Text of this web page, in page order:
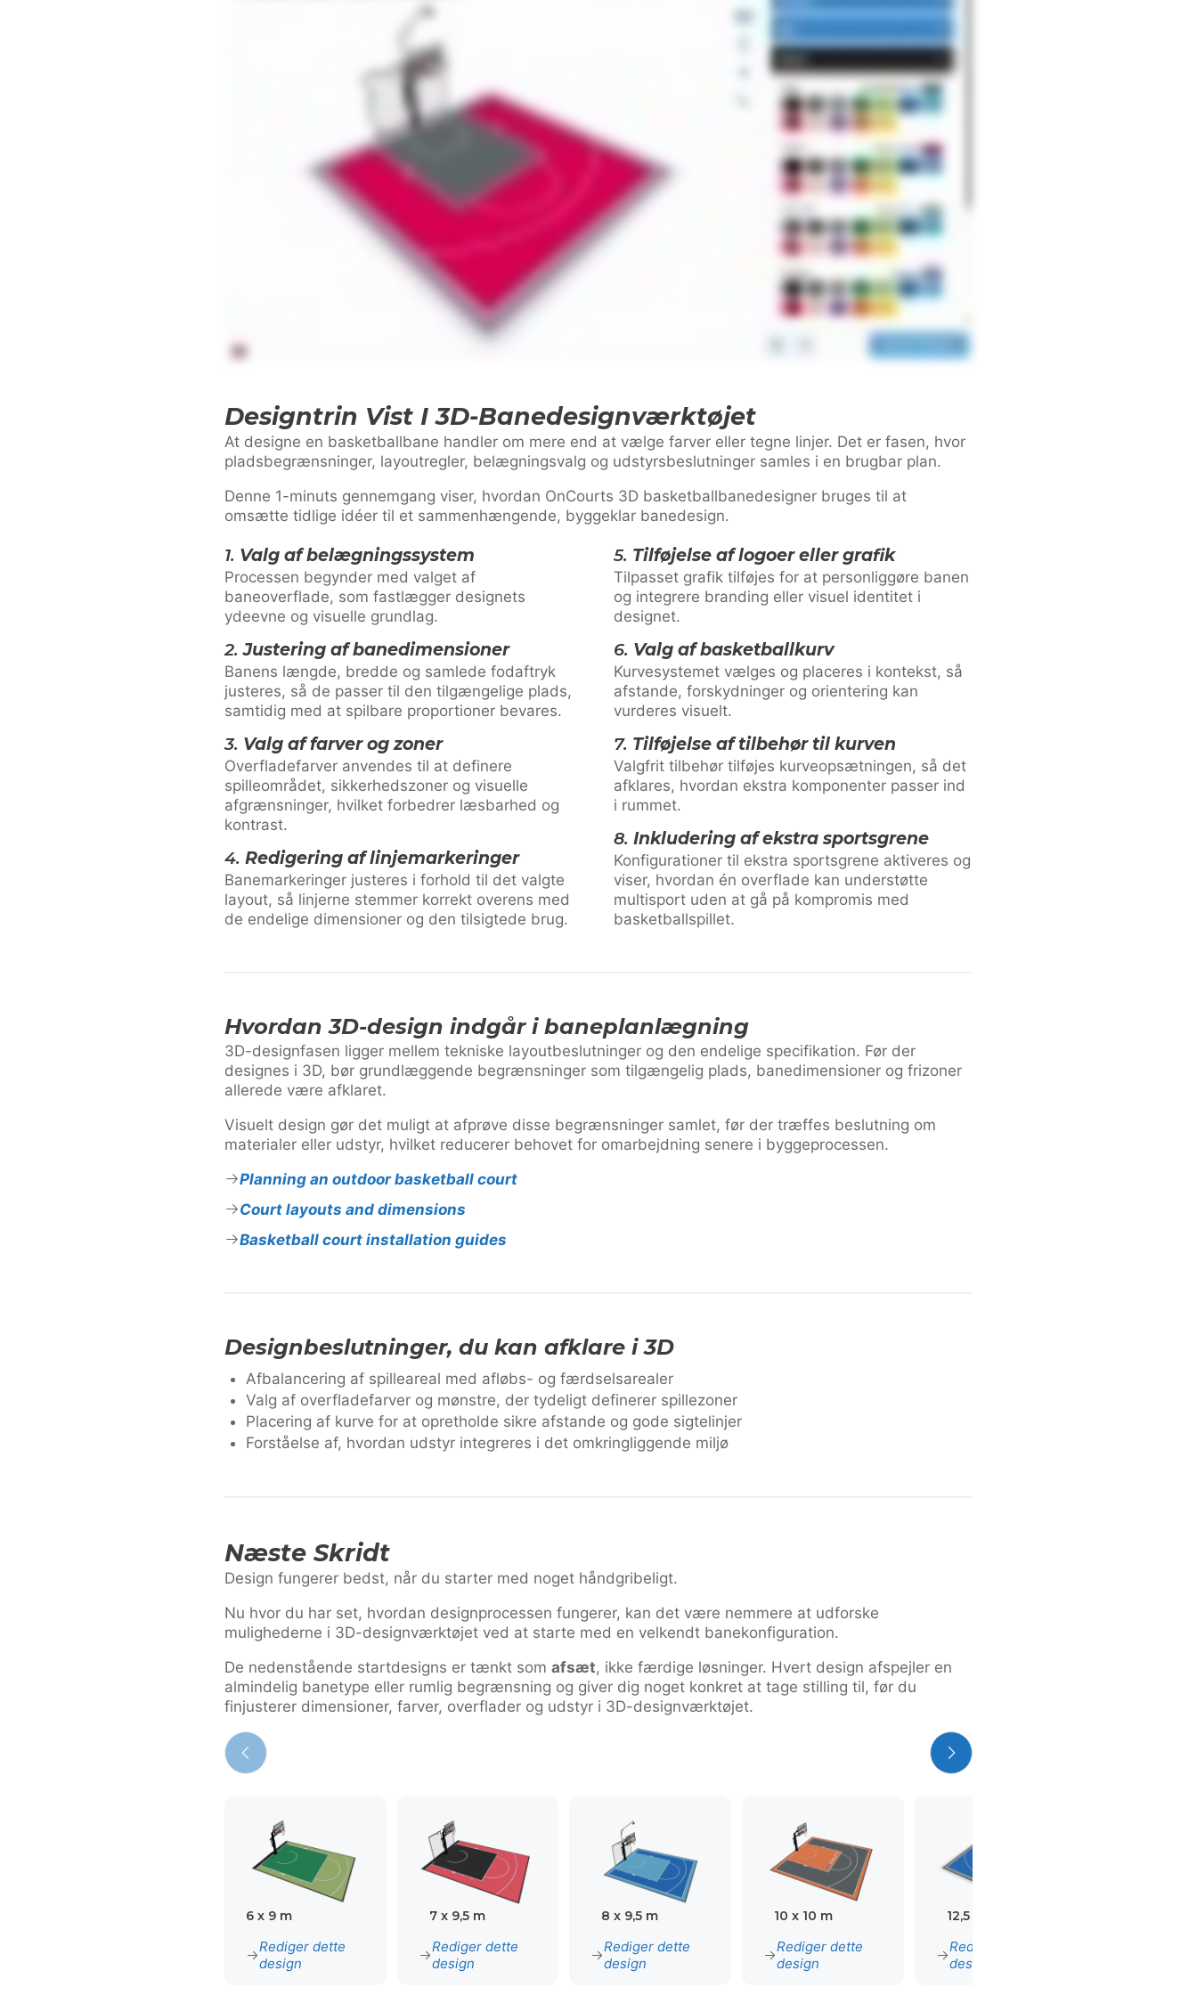
Designtrin Vist I 3D-Banedesignværktøjet
At designe en basketballbane handler om mere end at vælge farver eller tegne linjer. Det er fasen, hvor
pladsbegrænsninger, layoutregler, belægningsvalg og udstyrsbeslutninger samles i en brugbar plan.
Denne 1-minuts gennemgang viser, hvordan OnCourts 3D basketballbanedesigner bruges til at
omsætte tidlige idéer til et sammenhængende, byggeklar banedesign.
1. Valg af belægningssystem
Processen begynder med valget af
baneoverflade, som fastlægger designets
ydeevne og visuelle grundlag.
2.Justering af banedimensioner
Banens længde, bredde og samlede fodaftryk
justeres, så de passer til den tilgængelige plads,
samtidig med at spilbare proportioner bevares.
3. Valg af farver og zoner
Overfladefarver anvendes til at definere
spilleområdet, sikkerhedszoner og visuelle
afgrænsninger, hvilket forbedrer læsbarhed og
kontrast.
4. Redigering af linjemarkeringer
Banemarkeringer justeres i forhold til det valgte
layout, så linjerne stemmer korrekt overens med
de endelige dimensioner og den tilsigtede brug.
5. Tilføjelse af logoer eller grafik
Tilpasset grafik tilføjes for at personliggøre banen
og integrere branding eller visuel identitet i
designet.
6. Valg af basketballkurv
Kurvesystemet vælges og placeres i kontekst, så
afstande, forskydninger og orientering kan
vurderes visuelt.
7. Tilføjelse af tilbehør til kurven
Valgfrit tilbehør tilføjes kurveopsætningen, så det
afklares, hvordan ekstra komponenter passer ind
i rummet.
8. Inkludering af ekstra sportsgrene
Konfigurationer til ekstra sportsgrene aktiveres og
viser, hvordan én overflade kan understøtte
multisport uden at gå på kompromis med
basketballspillet.
Hvordan 3D-design indgår i baneplanlægning
3D-designfasen ligger mellem tekniske layoutbeslutninger og den endelige specifikation. Før der
designes i 3D, bør grundlæggende begrænsninger som tilgængelig plads, banedimensioner og frizoner
allerede være afklaret.
Visuelt design gør det muligt at afprøve disse begrænsninger samlet, før der træffes beslutning om
materialer eller udstyr, hvilket reducerer behovet for omarbejdning senere i byggeprocessen.
Planning an outdoor basketball court
Court layouts and dimensions
Basketball court installation guides
Designbeslutninger, du kan afklare i 3D
Afbalancering af spilleareal med afløbs- og færdselsarealer
Valg af overfladefarver og mønstre, der tydeligt definerer spillezoner
Placering af kurve for at opretholde sikre afstande og gode sigtelinjer
Forståelse af, hvordan udstyr integreres i det omkringliggende miljø
Næste Skridt
Design fungerer bedst, når du starter med noget håndgribeligt.
Nu hvor du har set, hvordan designprocessen fungerer, kan det være nemmere at udforske
mulighederne i 3D-designværktøjet ved at starte med en velkendt banekonfiguration.
De nedenstående startdesigns er tænkt som afsæt, ikke færdige løsninger. Hvert design afspejler en
almindelig banetype eller rumlig begrænsning og giver dig noget konkret at tage stilling til, før du
finjusterer dimensioner, farver, overflader og udstyr i 3D-designværktøjet.
6 x 9 m
Rediger dette
design
7 x 9,5 m
Rediger dette
design
8 x 9,5 m
Rediger dette
design
10 x 10 m
Rediger dette
design
12,5 x 10 m
Rediger dette
design